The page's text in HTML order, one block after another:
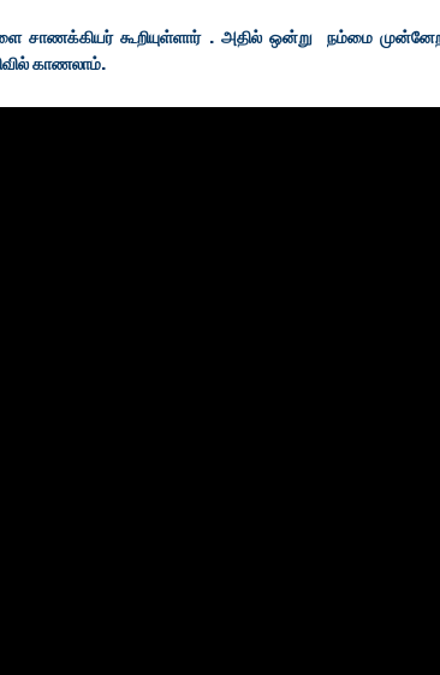
கூறியுள்ளார் . அதில் ஒன்று நம்மை முன்னேற
காணலாம்.